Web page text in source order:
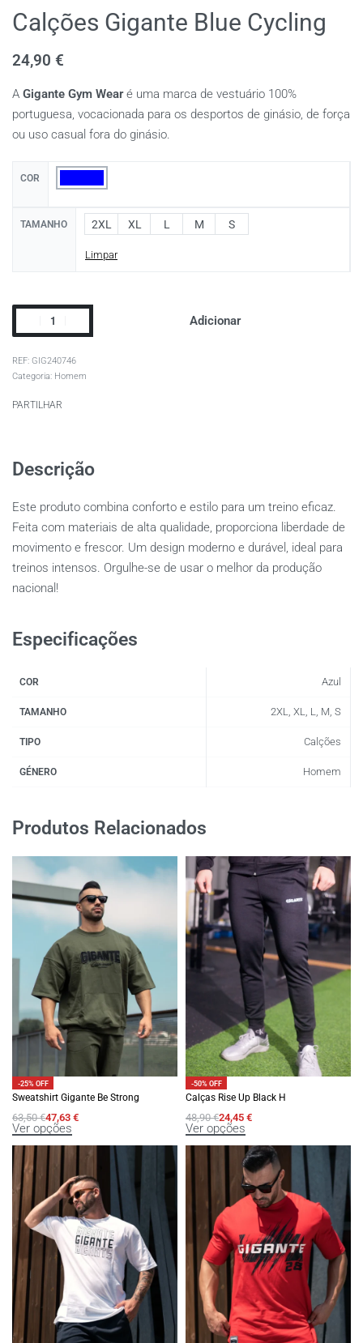
Calções Gigante Blue Cycling
24,90 €
A Gigante Gym Wearé uma marca de vestuário 100%
portuguesa, vocacionada para os desportos de ginásio, de força
ou uso casual fora do ginásio.
COR
TAMANHO 2XL XL L M S
Limpar
Adicionar
GIG240746
Categoria: Homem
PARTILHAR
Descrição
Este produto combina conforto e estilo para um treino eficaz.
Feita com materiais de alta qualidade, proporciona liberdade de
movimento e frescor. Um design moderno e durável, ideal para
treinos intensos. Orgulhe-se de usar o melhor da produção
nacional!
Especificações
COR Azul
TAMANHO 2XL, XL, L, M, S
TIPO Calções
GÉNERO Homem
Produtos Relacionados
-25% OFF
Sweatshirt Gigante Be Strong
63,50€47,63 €
Ver opções
-50% OFF
Calças Rise Up Black H
48,90€24,45 €
Ver opções